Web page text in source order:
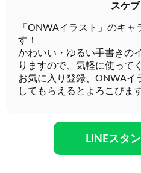
スケ
「ONWAイラスト」のキ
す！
かわいい・ゆるい手書きの
りますので、気軽に使って
お気に入り登録、ONWAイ
してもらえるとよろこびま
LINEスタ